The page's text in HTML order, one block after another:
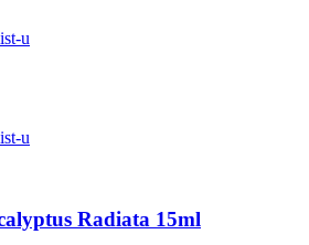
u
u
Radiata 15ml